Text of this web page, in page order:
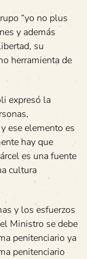
“yo no plus
y además
su
herramienta de
expresó la
ese elemento es
hay que
es una fuente
cultura
y los esfuerzos
Ministro se debe
penitenciario ya
penitenciario